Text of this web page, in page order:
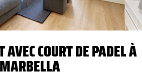
COURT DE PADEL À
MARBELLA